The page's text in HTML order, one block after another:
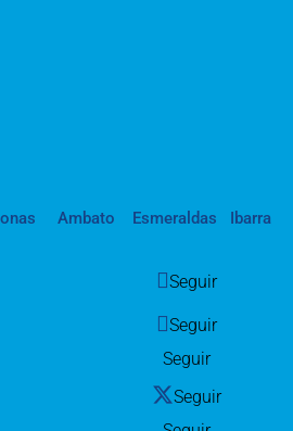
Ambato Esmeraldas Ibarra
Seguir
Seguir
Seguir
Seguir